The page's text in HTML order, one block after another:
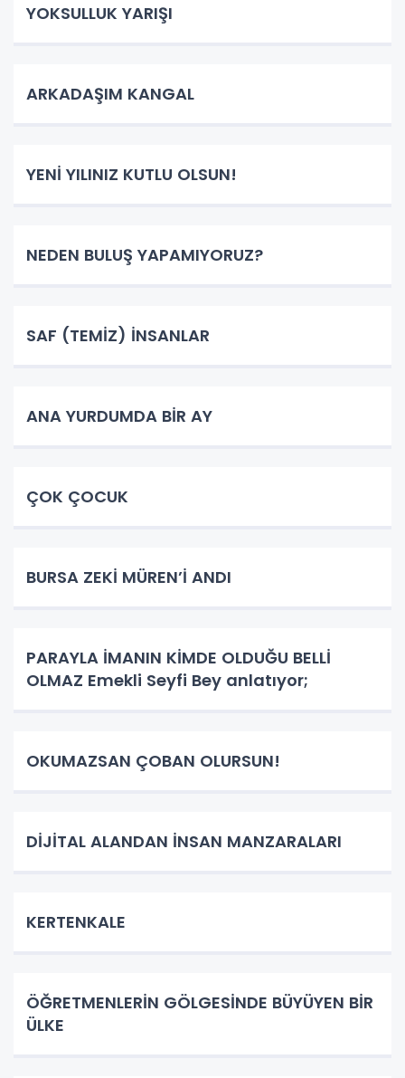
YOKSULLUK YARIŞI
ARKADAŞIM KANGAL
YENİ YILINIZ KUTLU OLSUN!
NEDEN BULUŞ YAPAMIYORUZ?
SAF (TEMİZ) İNSANLAR
ANA YURDUMDA BİR AY
ÇOK ÇOCUK
BURSA ZEKİ MÜREN’İ ANDI
PARAYLA İMANIN KİMDE OLDUĞU BELLİ
OLMAZ Emekli Seyfi Bey anlatıyor;
OKUMAZSAN ÇOBAN OLURSUN!
DİJİTAL ALANDAN İNSAN MANZARALARI
KERTENKALE
ÖĞRETMENLERİN GÖLGESİNDE BÜYÜYEN BİR
ÜLKE